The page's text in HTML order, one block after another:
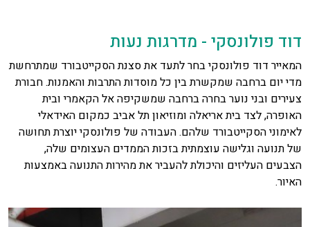
דוד פולונסקי - מדרגות נעות
המאייר דוד פולונסקי בחר לתעד את סצנת הסקייטבורד שמתרחשת
מדי יום ברחבה שמקשרת בין כל מוסדות התרבות והאמנות. חבורת
צעירים ובני נוער בחרה ברחבה שמשקיפה אל הקאמרי ובית
האופרה, לצד בית אריאלה ומוזיאון תל אביב כמקום האידאלי
לאימוני הסקייטבורד שלהם. העבודה של פולונסקי יוצרת תחושה
של תנועה וגלישה עוצמתית בזכות הממדים העצומים שלה,
הצבעים העליזים והיכולת להעביר את מהירות התנועה באמצעות
האיור.